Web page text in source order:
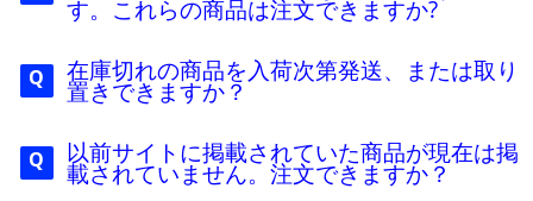
す。これらの商品は注文できますか?
在庫切れの商品を入荷次第発送、または取り
置きできますか？
以前サイトに掲載されていた商品が現在は掲
載されていません。注文できますか？